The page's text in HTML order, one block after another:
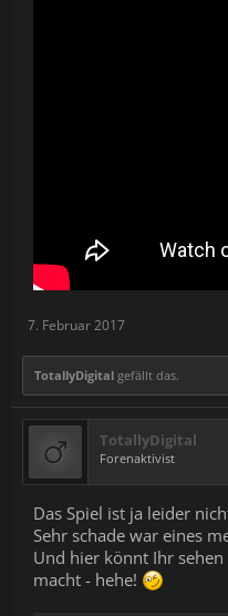
7. Februar 2017
TotallyDigital gefällt das.
TotallyDigital
Forenaktivist
Das Spiel ist ja leider
Sehr schade war eines
Und hier könnt Ihr
macht - hehe!